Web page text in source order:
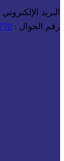
البريد
رقم الجوال :